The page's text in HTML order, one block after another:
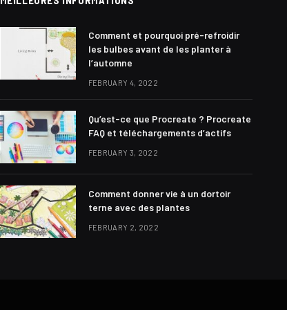
Comment et pourquoi pré-refroidir
les bulbes avant de les planter à
l’automne
FEBRUARY 4, 2022
Qu’est-ce que Procreate ? Procreate
FAQ et téléchargements d’actifs
FEBRUARY 3, 2022
Comment donner vie à un dortoir
terne avec des plantes
FEBRUARY 2, 2022